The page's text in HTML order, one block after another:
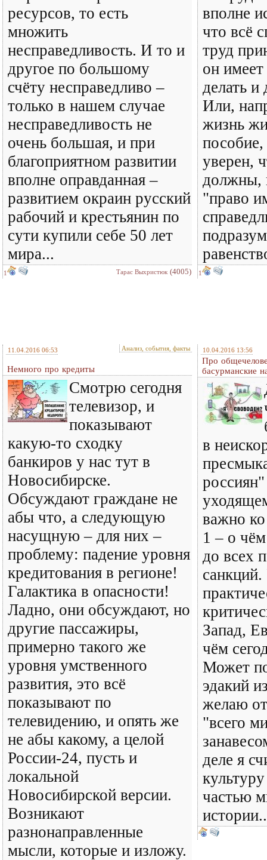
ресурсов, то есть
множить
несправедливость. И то и
другое по большому
счёту несправедливо –
только в нашем случае
несправедливость не
очень большая, и при
благоприятном развитии
вполне оправданная –
развитием окраин русский
рабочий и крестьянин по
сути купили себе 50 лет
мира...
1 Тарас Выхристюк (4005)
вполне
что всё
труд
он
делать и
Или,
жизнь
уверен,
должны,
"право
1
11.04.2016 06:53 Анализ, события, факты
Немного про кредиты
Смотрю сегодня
телевизор, и
показывают
какую-то сходку
банкиров у нас тут в
Новосибирске.
Обсуждают граждане не
абы что, а следующую
насущную – для них –
проблему: падение уровня
кредитования в регионе!
Галактика в опасности!
Ладно, они обсуждают, но
другие пассажиры,
примерно такого же
уровня умственного
развития, это всё
показывают по
телевидению, и опять же
не абы какому, а целой
России-24, пусть и
локальной
Новосибирской версии.
Возникают
разнонаправленные
мысли, которые и изложу.
10.04.2016 13:56
Про
басурманские
в
важно
1 – о
до всех
Запад,
чём
Может
эдакий
желаю
"всего
деле я
частью